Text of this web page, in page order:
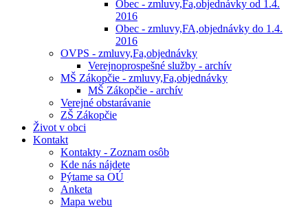
Obec - zmluvy,Fa,objednávky od 1.4.
2016
Obec - zmluvy,FA,objednávky do 1.4.
2016
OVPS - zmluvy,Fa,objednávky
Verejnoprospešné služby - archív
MŠ Zákopčie - zmluvy,Fa,objednávky
MŠ Zákopčie - archív
Verejné obstarávanie
ZŠ Zákopčie
Život v obci
Kontakt
Kontakty - Zoznam osôb
Kde nás nájdete
Pýtame sa OÚ
Anketa
Mapa webu